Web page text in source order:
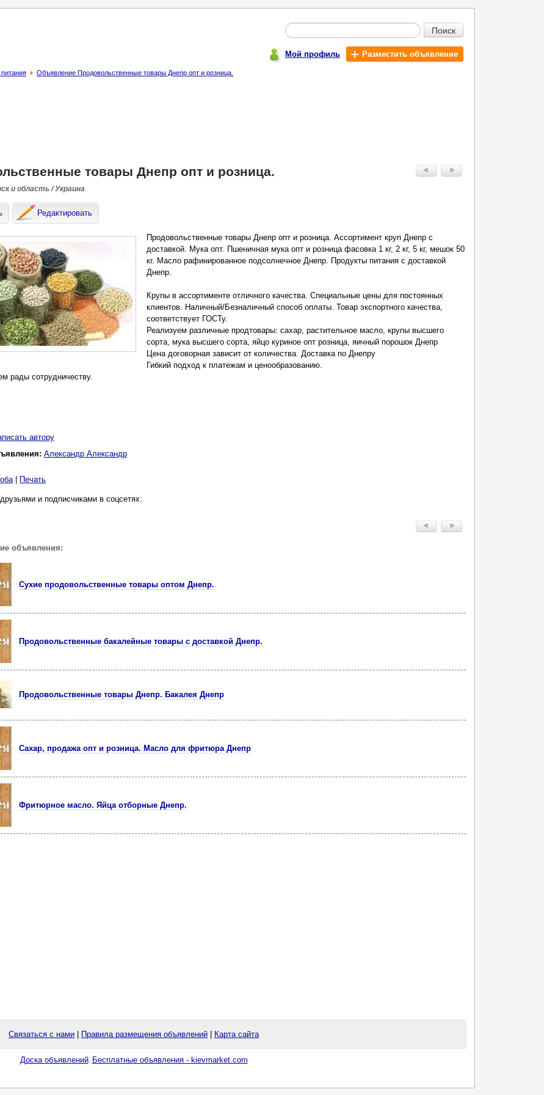
Поиск
Мой профиль Разместить объявление
Объявление Продовольственные товары Днепр опт и розница.
товары Днепр опт и розница.
и область / Украина
Редактировать
Продовольственные товары Днепр опт и розница. Ассортимент круп Днепр с
доставкой. Мука опт. Пшеничная мука опт и розница фасовка 1 кг, 2 кг, 5 кг, мешок 50
кг. Масло рафинированное подсолнечное Днепр. Продукты питания с доставкой
Днепр.
Крупы в ассортименте отличного качества. Специальные цены для постоянных
клиентов. Наличный/Безналичный способ оплаты. Товар экспортного качества,
соответствует ГОСТу.
Реализуем различные продтовары: сахар, растительное масло, крупы высшего
сорта, мука высшего сорта, яйцо куриное опт розница, яичный порошок Днепр
Цена договорная зависит от количества. Доставка по Днепру
Гибкий подход к платежам и ценообразованию.
рады сотрудничеству.
автору
Александр Александр
| Печать
и подписчиками в соцсетях:
объявления:
Сухие продовольственные товары оптом Днепр.
Продовольственные бакалейные товары с доставкой Днепр.
Продовольственные товары Днепр. Бакалея Днепр
Сахар, продажа опт и розница. Масло для фритюра Днепр
Фритюрное масло. Яйца отборные Днепр.
Связаться с нами Правила размещения объявлений Карта сайта
Доска объявлений. Бесплатные объявления - kievmarket.com